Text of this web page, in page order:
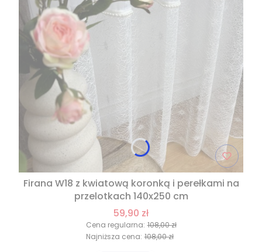
Firana W18 z kwiatową koronką i perełkami na
przelotkach 140x250 cm
59,90 zł
Cena regularna: 108,00 zł
Najniższa cena: 108,00 zł